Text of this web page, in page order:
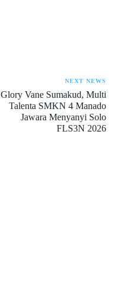
NEXT NEWS
Glory Vane Sumakud, Multi
Talenta SMKN 4 Manado
Jawara Menyanyi Solo
FLS3N 2026